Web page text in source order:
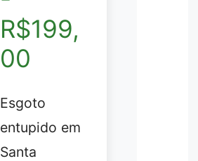
R$199,
00
Esgoto
entupido em
Santa